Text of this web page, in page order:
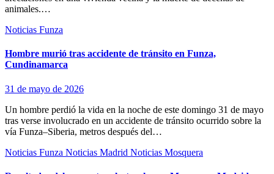
animales.…
Noticias Funza
Hombre murió tras accidente de tránsito en Funza,
Cundinamarca
31 de mayo de 2026
Un hombre perdió la vida en la noche de este domingo 31 de mayo
tras verse involucrado en un accidente de tránsito ocurrido sobre la
vía Funza–Siberia, metros después del…
Noticias Funza Noticias Madrid Noticias Mosquera